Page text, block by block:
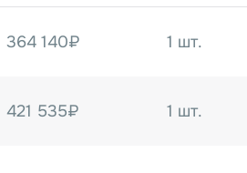
364 140₽ 1 шт.
421 535₽ 1 шт.